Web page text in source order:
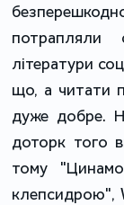
потрапляли
літератури
що, а читати
дуже добре.
доторк того
тому
клепсидрою",